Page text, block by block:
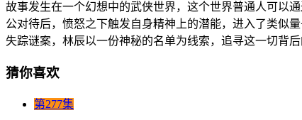
故事发生在一个幻想中的武侠世界，这个世界普通人可以
公对待后，愤怒之下触发自身精神上的潜能，进入了类似
失踪谜案，林辰以一份神秘的名单为线索，追寻这一切背
猜你喜欢
第277集